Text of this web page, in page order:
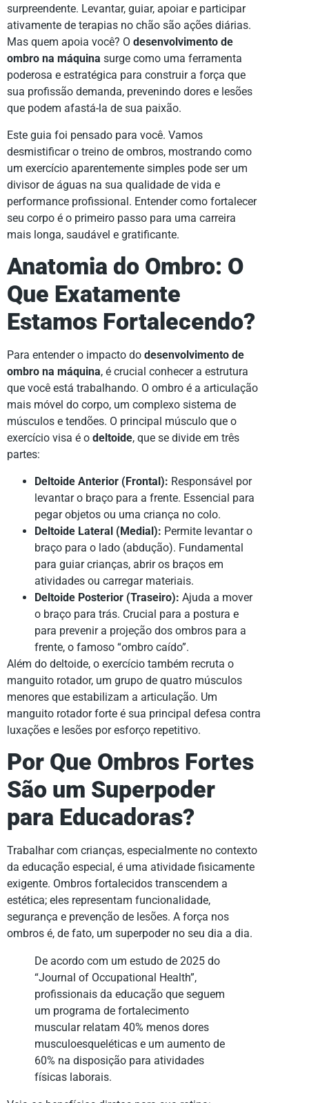
surpreendente. Levantar, guiar, apoiar e participar
ativamente de terapias no chão são ações diárias.
Mas quem apoia você? O desenvolvimento de
ombro na máquina surge como uma ferramenta
poderosa e estratégica para construir a força que
sua profissão demanda, prevenindo dores e lesões
que podem afastá-la de sua paixão.
Este guia foi pensado para você. Vamos
desmistificar o treino de ombros, mostrando como
um exercício aparentemente simples pode ser um
divisor de águas na sua qualidade de vida e
performance profissional. Entender como fortalecer
seu corpo é o primeiro passo para uma carreira
mais longa, saudável e gratificante.
Anatomia do Ombro: O
Que Exatamente
Estamos Fortalecendo?
Para entender o impacto do desenvolvimento de
ombro na máquina, é crucial conhecer a estrutura
que você está trabalhando. O ombro é a articulação
mais móvel do corpo, um complexo sistema de
músculos e tendões. O principal músculo que o
exercício visa é o deltoide, que se divide em três
partes:
Deltoide Anterior (Frontal): Responsável por
levantar o braço para a frente. Essencial para
pegar objetos ou uma criança no colo.
Deltoide Lateral (Medial): Permite levantar o
braço para o lado (abdução). Fundamental
para guiar crianças, abrir os braços em
atividades ou carregar materiais.
Deltoide Posterior (Traseiro): Ajuda a mover
o braço para trás. Crucial para a postura e
para prevenir a projeção dos ombros para a
frente, o famoso “ombro caído”.
Além do deltoide, o exercício também recruta o
manguito rotador, um grupo de quatro músculos
menores que estabilizam a articulação. Um
manguito rotador forte é sua principal defesa contra
luxações e lesões por esforço repetitivo.
Por Que Ombros Fortes
São um Superpoder
para Educadoras?
Trabalhar com crianças, especialmente no contexto
da educação especial, é uma atividade fisicamente
exigente. Ombros fortalecidos transcendem a
estética; eles representam funcionalidade,
segurança e prevenção de lesões. A força nos
ombros é, de fato, um superpoder no seu dia a dia.
De acordo com um estudo de 2025 do
“Journal of Occupational Health”,
profissionais da educação que seguem
um programa de fortalecimento
muscular relatam 40% menos dores
musculoesqueléticas e um aumento de
60% na disposição para atividades
físicas laborais.